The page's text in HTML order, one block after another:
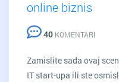
online biznis
40 KOMENTARI
Zamislite sada ovaj
IT start-upa ili ste